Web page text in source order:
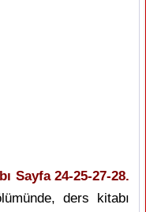
Sayfa 24-25-27-28.
ders kitabı